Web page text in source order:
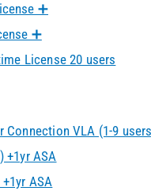
➕
➕
License 20 users
Connection VLA (1-9
+1yr ASA
ASA